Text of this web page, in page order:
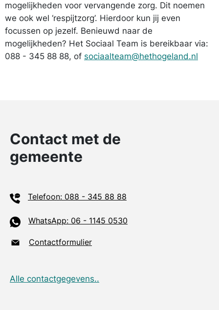
mogelijkheden voor vervangende zorg. Dit noemen
we ook wel ‘respijtzorg’. Hierdoor kun jij even
focussen op jezelf. Benieuwd naar de
mogelijkheden? Het Sociaal Team is bereikbaar via:
088 - 345 88 88, of sociaalteam@hethogeland.nl
Contact met de
gemeente
Telefoon: 088 - 345 88 88
WhatsApp: 06 - 1145 0530
Contactformulier
Alle contactgegevens..